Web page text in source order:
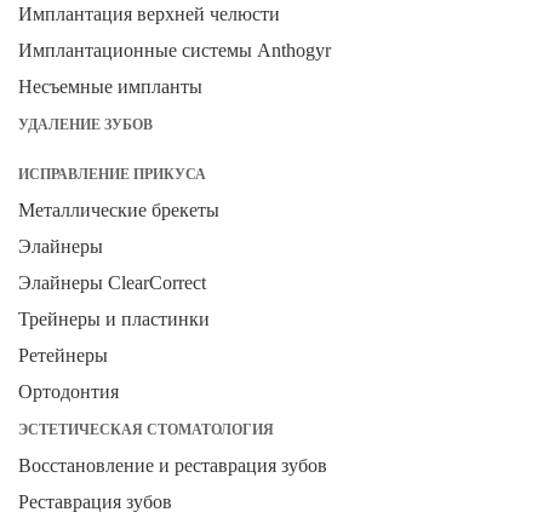
Имплантация верхней челюсти
Имплантационные системы Anthogyr
Несъемные импланты
УДАЛЕНИЕ ЗУБОВ
ИСПРАВЛЕНИЕ ПРИКУСА
Металлические брекеты
Элайнеры
Элайнеры ClearCorrect
Трейнеры и пластинки
Ретейнеры
Ортодонтия
ЭСТЕТИЧЕСКАЯ СТОМАТОЛОГИЯ
Восстановление и реставрация зубов
Реставрация зубов